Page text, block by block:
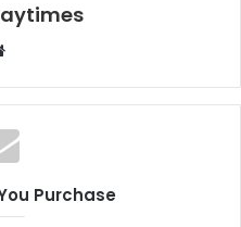
Website
Purchase